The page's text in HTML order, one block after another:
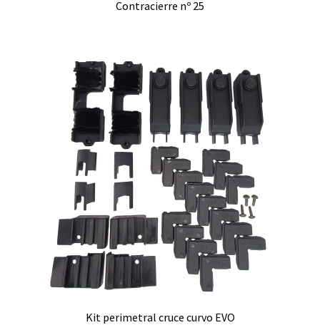
Contracierre nº 25
Kit perimetral cruce curvo EVO